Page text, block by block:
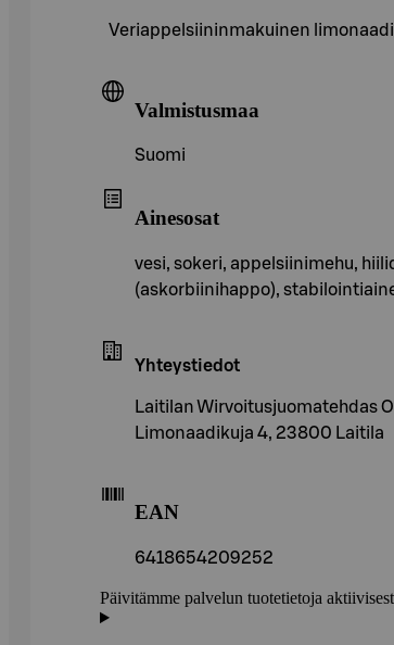
Veriappelsiininmakuinen
Valmistusmaa
Suomi
Ainesosat
vesi, sokeri, appelsiinimehu,
(askorbiinihappo),
Yhteystiedot
Laitilan Wirvoitusjuomatehdas
Limonaadikuja 4, 23800 Laitila
EAN
6418654209252
Päivitämme palvelun tuotetietoja